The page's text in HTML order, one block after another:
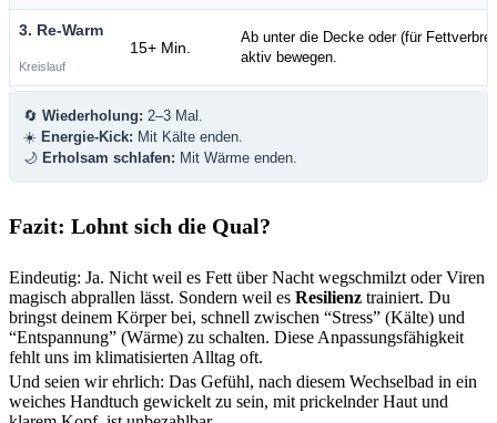
3. Re-Warm
Kreislauf
15+ Min.
Ab unter die Decke oder (für
aktiv bewegen.
🔄 Wiederholung: 2–3 Mal.
☀️ Energie-Kick: Mit Kälte enden.
🌙 Erholsam schlafen: Mit Wärme enden.
Fazit: Lohnt sich die Qual?
Eindeutig: Ja. Nicht weil es Fett über Nacht wegschmilzt oder Viren
magisch abprallen lässt. Sondern weil es Resilienz trainiert. Du
bringst deinem Körper bei, schnell zwischen “Stress” (Kälte) und
“Entspannung” (Wärme) zu schalten. Diese Anpassungsfähigkeit
fehlt uns im klimatisierten Alltag oft.
Und seien wir ehrlich: Das Gefühl, nach diesem Wechselbad in ein
weiches Handtuch gewickelt zu sein, mit prickelnder Haut und